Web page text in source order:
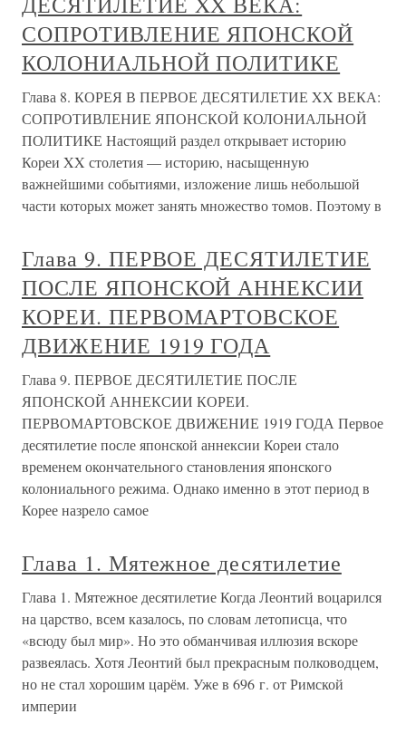
СОПРОТИВЛЕНИЕ ЯПОНСКОЙ
КОЛОНИАЛЬНОЙ ПОЛИТИКЕ
Глава 8. КОРЕЯ В ПЕРВОЕ ДЕСЯТИЛЕТИЕ XX ВЕКА:
СОПРОТИВЛЕНИЕ ЯПОНСКОЙ КОЛОНИАЛЬНОЙ
ПОЛИТИКЕ Настоящий раздел открывает историю
Кореи XX столетия — историю, насыщенную
важнейшими событиями, изложение лишь небольшой
части которых может занять множество томов. Поэтому в
Глава 9. ПЕРВОЕ ДЕСЯТИЛЕТИЕ
ПОСЛЕ ЯПОНСКОЙ АННЕКСИИ
КОРЕИ. ПЕРВОМАРТОВСКОЕ
ДВИЖЕНИЕ 1919 ГОДА
Глава 9. ПЕРВОЕ ДЕСЯТИЛЕТИЕ ПОСЛЕ
ЯПОНСКОЙ АННЕКСИИ КОРЕИ.
ПЕРВОМАРТОВСКОЕ ДВИЖЕНИЕ 1919 ГОДА Первое
десятилетие после японской аннексии Кореи стало
временем окончательного становления японского
колониального режима. Однако именно в этот период в
Корее назрело самое
Глава 1. Мятежное десятилетие
Глава 1. Мятежное десятилетие Когда Леонтий воцарился
на царство, всем казалось, по словам летописца, что
«всюду был мир». Но это обманчивая иллюзия вскоре
развеялась. Хотя Леонтий был прекрасным полководцем,
но не стал хорошим царём. Уже в 696 г. от Римской
империи